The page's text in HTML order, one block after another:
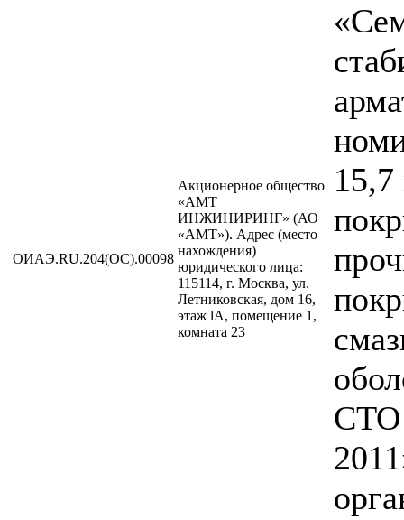
ОИАЭ.RU.204(ОС).00098
Акционерное общество
«АМТ
ИНЖИНИРИНГ» (АО
«АМТ»). Адрес (место
нахождения)
юридического лица:
115114, г. Москва, ул.
Летниковская, дом 16,
этаж lA, помещение 1,
комната 23
СТО